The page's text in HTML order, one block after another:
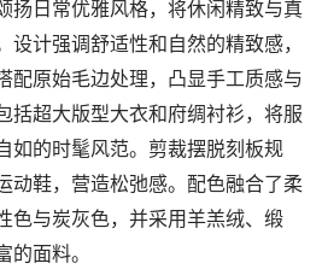
扬日常优雅风格，将休闲精致与真
设计强调舒适性和自然的精致感，
配原始毛边处理，凸显手工质感与
括超大版型大衣和府绸衬衫，将服
如的时髦风范。剪裁摆脱刻板规
动鞋，营造松弛感。配色融合了柔
色与炭灰色，并采用羊羔绒、缎
的面料。